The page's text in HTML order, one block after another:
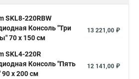
SKL8-220RBW
Консоль "Три
70 x 150 см
13 221,00 ₽
SKL4-220R
Консоль "Пять
90 x 200 см
12 141,00 ₽